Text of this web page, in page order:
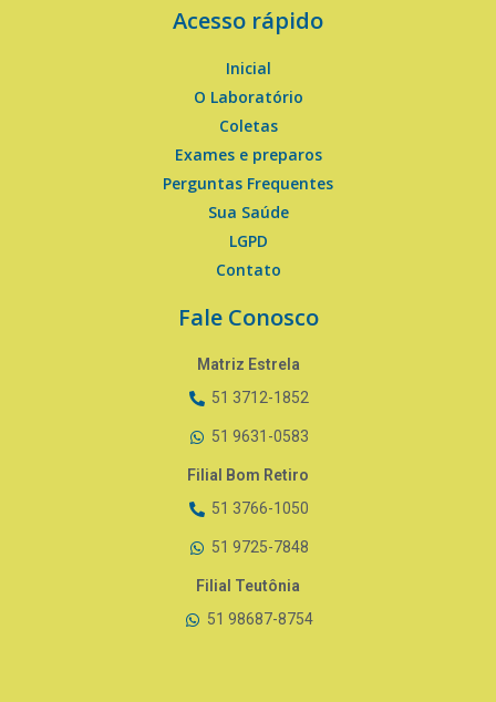
Acesso rápido
Inicial
O Laboratório
Coletas
Exames e preparos
Perguntas Frequentes
Sua Saúde
LGPD
Contato
Fale Conosco
Matriz Estrela
51 3712-1852
51 9631-0583
Filial Bom Retiro
51 3766-1050
51 9725-7848
Filial Teutônia
51 98687-8754